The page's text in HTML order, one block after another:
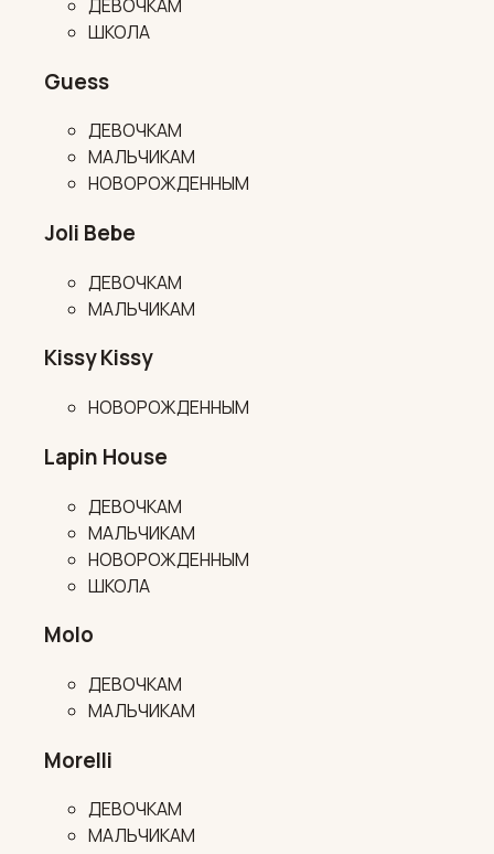
ДЕВОЧКАМ
ШКОЛА
Guess
ДЕВОЧКАМ
МАЛЬЧИКАМ
НОВОРОЖДЕННЫМ
Joli Bebe
ДЕВОЧКАМ
МАЛЬЧИКАМ
Kissy Kissy
НОВОРОЖДЕННЫМ
Lapin House
ДЕВОЧКАМ
МАЛЬЧИКАМ
НОВОРОЖДЕННЫМ
ШКОЛА
Molo
ДЕВОЧКАМ
МАЛЬЧИКАМ
Morelli
ДЕВОЧКАМ
МАЛЬЧИКАМ